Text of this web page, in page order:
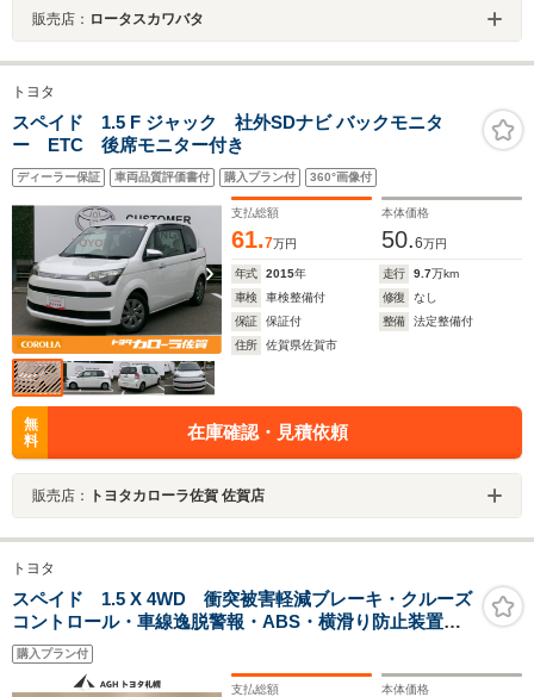
販売店： ロータスカワバタ
トヨタ
スペイド 1.5 F ジャック 社外SDナビ バックモニタ
ー ETC 後席モニター付き
ディーラー保証 車両品質評価書付 購入プラン付 360°画像付
支払総額
61.7万円
本体価格
50.6万円
年式 2015年 走行 9.7万km
車検
車検整備付 修復
なし
保証
保証付 整備
法定整備付
住所
佐賀県佐賀市
無
料
在庫確認・見積依頼
販売店： トヨタカローラ佐賀 佐賀店
トヨタ
スペイド 1.5 X 4WD 衝突被害軽減ブレーキ・クルーズ
コントロール・車線逸脱警報・ABS・横滑り防止装置・
CD・DVD・TV・カーナビ・バックモニター・片側電動ス
ライドドア・キーレス
購入プラン付
支払総額 本体価格